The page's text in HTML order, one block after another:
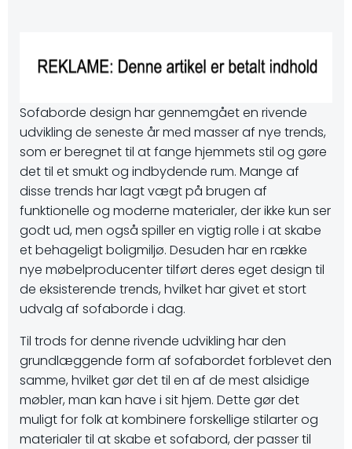
Sofaborde design har gennemgået en rivende
udvikling de seneste år med masser af nye trends,
som er beregnet til at fange hjemmets stil og gøre
det til et smukt og indbydende rum. Mange af
disse trends har lagt vægt på brugen af ​​
funktionelle og moderne materialer, der ikke kun ser
godt ud, men også spiller en vigtig rolle i at skabe
et behageligt boligmiljø. Desuden har en række
nye møbelproducenter tilført deres eget design til
de eksisterende trends, hvilket har givet et stort
udvalg af sofaborde i dag.
Til trods for denne rivende udvikling har den
grundlæggende form af sofabordet forblevet den
samme, hvilket gør det til en af ​​de mest alsidige
møbler, man kan have i sit hjem. Dette gør det
muligt for folk at kombinere forskellige stilarter og
materialer til at skabe et sofabord, der passer til